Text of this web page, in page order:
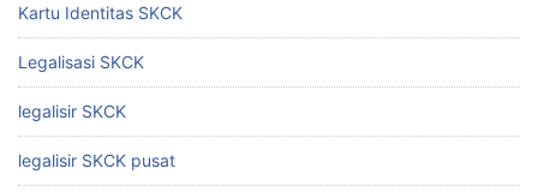
Kartu Identitas SKCK
Legalisasi SKCK
legalisir SKCK
legalisir SKCK pusat